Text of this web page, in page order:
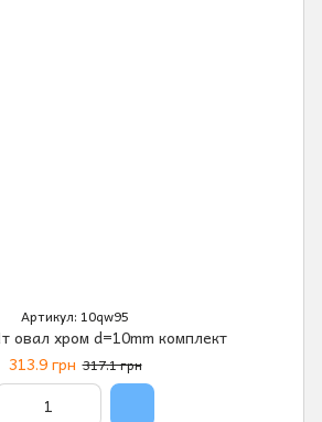
Артикул: 10qw95
овал хром d=10mm комплект
313.9 грн 317.1 грн